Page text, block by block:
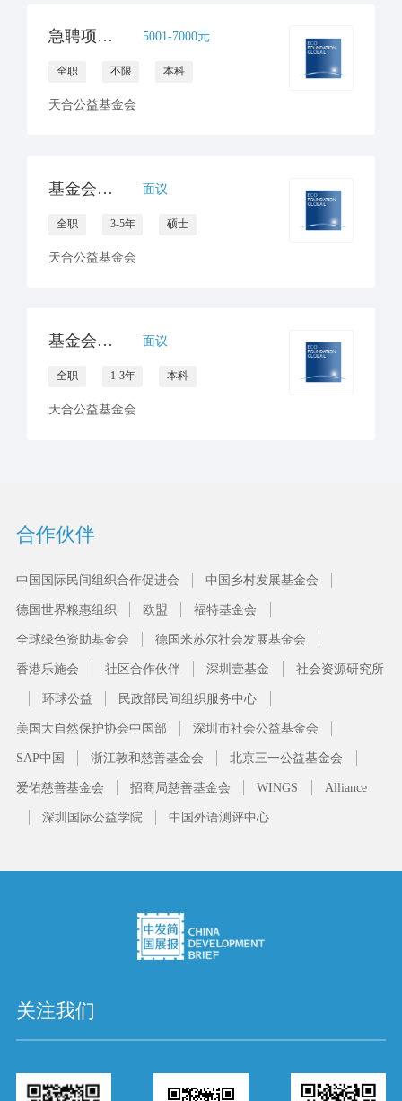
急聘项目行政助理 5001-7000元
全职 不限 本科
天合公益基金会
基金会助理首席运营官 面议
全职 3-5年 硕士
天合公益基金会
基金会领导高级助理 面议
全职 1-3年 本科
天合公益基金会
合作伙伴
中国国际民间组织合作促进会 中国乡村发展基金会
德国世界粮惠组织 欧盟 福特基金会
全球绿色资助基金会 德国米苏尔社会发展基金会
香港乐施会 社区合作伙伴 深圳壹基金 社会资源研究所
环球公益 民政部民间组织服务中心
美国大自然保护协会中国部 深圳市社会公益基金会
SAP中国 浙江敦和慈善基金会 北京三一公益基金会
爱佑慈善基金会 招商局慈善基金会 WINGS Alliance
深圳国际公益学院 中国外语测评中心
关注我们